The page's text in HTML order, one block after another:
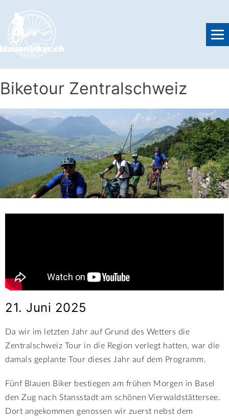
Biketour Zentralschweiz
21. Juni 2025
Da wir im letzten Jahr auf Grund des Wetters die
Zentralschweiz Tour in die Region verlegt hatten, war die
damals geplante Tour dieses Jahr auf dem Programm.
Fünf Blauen Biker bestiegen am frühen Morgen in Basel
den Zug nach Stansstadt am schönen Vierwaldstättersee.
Dort angekommen genossen wir zuerst nebst dem